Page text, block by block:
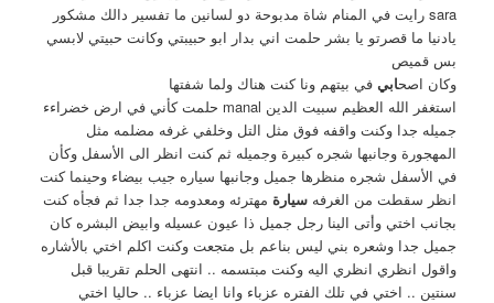
sara رايت في المنام شاة مدبوحة دو لسانين ما تفسير دالك مشكور
يادنيا ما قصرتو يا بشر حلمت اني بدار ابو حبيبتي وكانت حبيتي لابسي
بس قميص
وكان اصحابي في بيتهم ونا كنت هناك ولما شفتها
استغفر الله العظيم سبيت الدين manal حلمت كأني في ارض خضراءء
جميله جدا وكنت واقفه فوق مثل التل وخلفي غرفه مضلمه مثل
المهجورة وجانبها شجره كبيرة وجميله ثم كنت انظر الى اﻷسفل وكأن
في اﻷسفل شجره منظرها جميل وجانبها سياره جيب بيضاء وحينما كنت
انظر سقطت من الغرفهسيارة مهترئه ومعدومه جدا جدا ثم فجأه كنت
بجانب اختي وأتى الينا رجل جميل ذا عيون عسيله وابيض البشره كان
جميل جدا وشعره بني ليس بناعم بل متجعت وكنت اكلم اختي باﻷشاره
واقول انظري انظري اليه وكنت مبتسمه .. انتهى الحلم تقريبا قبل
سنتين .. اختي في تلك الفتره عزباء وانا ايضا عزباء .. حاليا اختي